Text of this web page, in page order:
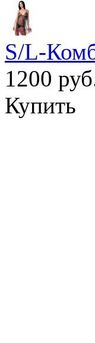
S/L-
1200
Купить